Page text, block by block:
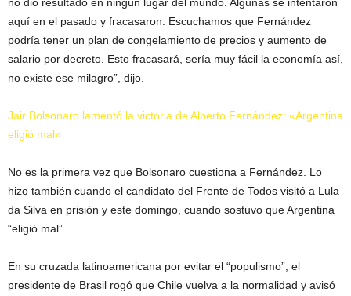
no dio resultado en ningún lugar del mundo. Algunas se intentaron
aquí en el pasado y fracasaron. Escuchamos que Fernández
podría tener un plan de congelamiento de precios y aumento de
salario por decreto. Esto fracasará, sería muy fácil la economía así,
no existe ese milagro”, dijo.
Jair Bolsonaro lamentó la victoria de Alberto Fernández: «Argentina
eligió mal»
No es la primera vez que Bolsonaro cuestiona a Fernández. Lo
hizo también cuando el candidato del Frente de Todos visitó a Lula
da Silva en prisión y este domingo, cuando sostuvo que Argentina
“eligió mal”.
En su cruzada latinoamericana por evitar el “populismo”, el
presidente de Brasil rogó que Chile vuelva a la normalidad y avisó